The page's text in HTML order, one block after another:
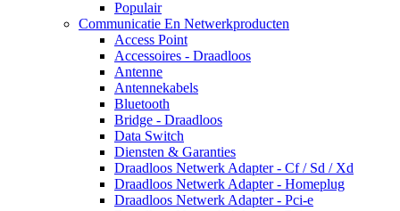
Populair
Communicatie En Netwerkproducten
Access Point
Accessoires - Draadloos
Antenne
Antennekabels
Bluetooth
Bridge - Draadloos
Data Switch
Diensten & Garanties
Draadloos Netwerk Adapter - Cf / Sd / Xd
Draadloos Netwerk Adapter - Homeplug
Draadloos Netwerk Adapter - Pci-e